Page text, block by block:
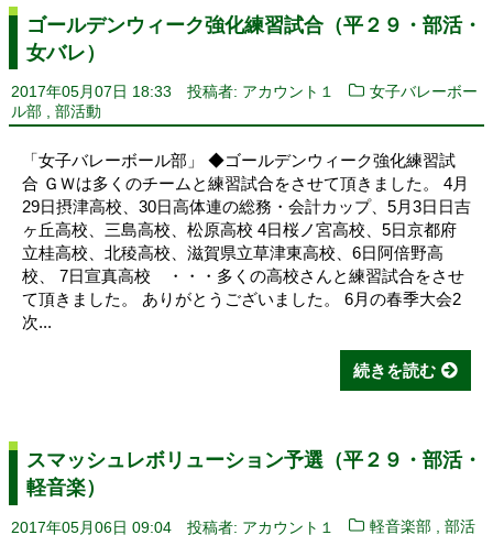
ゴールデンウィーク強化練習試合（平２９・部活・
女バレ）
2017年05月07日 18:33 投稿者: アカウント１
女子バレーボー
ル部
部活動
「女子バレーボール部」 ◆ゴールデンウィーク強化練習試
合 ＧＷは多くのチームと練習試合をさせて頂きました。 4月
29日摂津高校、30日高体連の総務・会計カップ、5月3日日吉
ヶ丘高校、三島高校、松原高校 4日桜ノ宮高校、5日京都府
立桂高校、北稜高校、滋賀県立草津東高校、6日阿倍野高
校、 7日宣真高校 ・・・多くの高校さんと練習試合をさせ
て頂きました。 ありがとうございました。 6月の春季大会2
次...
続きを読む
スマッシュレボリューション予選（平２９・部活・
軽音楽）
2017年05月06日 09:04 投稿者: アカウント１ 軽音楽部 ,部活